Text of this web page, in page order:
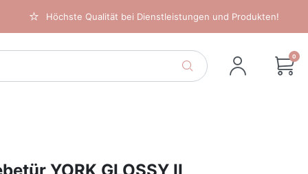
Höchste Qualität bei Dienstleistungen und Produkten!
0